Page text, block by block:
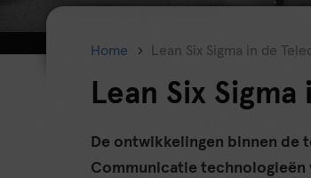
Home Lean Six Sigma in de
Lean Six
De ontwikkelingen binnen de
Communicatie technologieën